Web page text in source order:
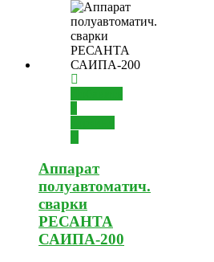
Аппарат
полуавтоматич.
сварки
РЕСАНТА
САИПА-200